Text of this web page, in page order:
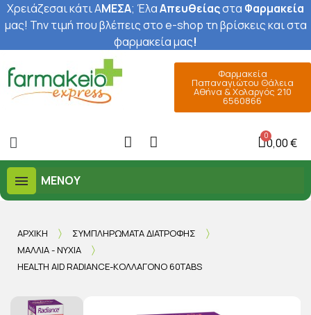
Χρειάζεσαι κάτι ΑΜΕΣΑ; ΈλαΑπευθείαςστα Φαρμακεία
μας! Την τιμή που βλέπεις στο e-shop τη βρίσκεις και στα
φαρμακεία μας!
Φαρμακεία
Παπαναγιώτου Θάλεια
Αθήνα & Χολαργός 210
6560866
0,00 €
ΜΕΝΟΎ
ΑΡΧΙΚΉ
ΣΥΜΠΛΗΡΏΜΑΤΑ ΔΙΑΤΡΟΦΉΣ
ΜΑΛΛΙΆ - ΝΎΧΙΑ
HEALTH AID RADIANCE-ΚΟΛΛΑΓΌΝΟ 60TABS